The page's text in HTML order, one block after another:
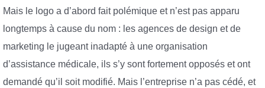
Mais le logo a d’abord fait polémique et n’est pas apparu
longtemps à cause du nom : les agences de design et de
marketing le jugeant inadapté à une organisation
d’assistance médicale, ils s’y sont fortement opposés et ont
demandé qu’il soit modifié. Mais l’entreprise n’a pas cédé, et